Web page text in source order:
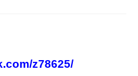
z78625/